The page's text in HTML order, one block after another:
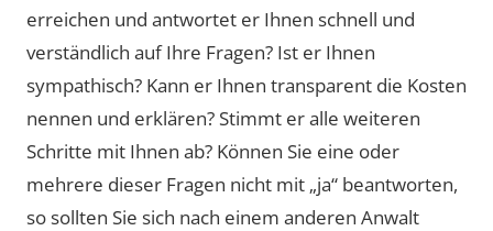
erreichen und antwortet er Ihnen schnell und
verständlich auf Ihre Fragen? Ist er Ihnen
sympathisch? Kann er Ihnen transparent die Kosten
nennen und erklären? Stimmt er alle weiteren
Schritte mit Ihnen ab? Können Sie eine oder
mehrere dieser Fragen nicht mit „ja“ beantworten,
so sollten Sie sich nach einem anderen Anwalt